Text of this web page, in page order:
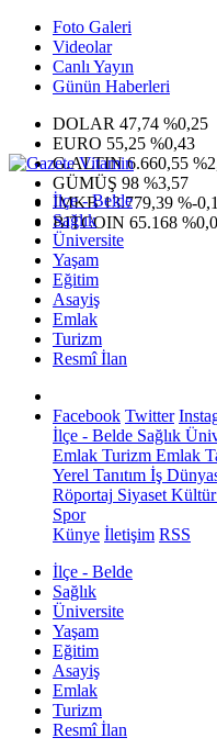
Foto Galeri
Videolar
Canlı Yayın
Günün Haberleri
DOLAR 47,74 %0,25
EURO 55,25 %0,43
G.ALTIN6.660,55
GÜMÜŞ 98 %3,57
IMKB13.779,39 %-
BITCOIN 65.168
İlçe - Belde
Sağlık
Üniversite
Yaşam
Eğitim
Asayiş
Emlak
Turizm
Resmî İlan
Facebook Twitter
İlçe - Belde Sağlık
Emlak Turizm Emlak
Yerel Tanıtım İş
Röportaj Siyaset Kültür
Spor
Künye İletişim RSS
İlçe - Belde
Sağlık
Üniversite
Yaşam
Eğitim
Asayiş
Emlak
Turizm
Resmî İlan